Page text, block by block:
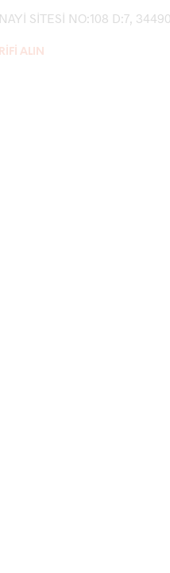
SİTESİ NO:108 D:7,
ALIN